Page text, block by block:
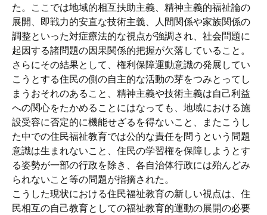
た。ここでは地域的相互扶助主義、精神主義的福祉論の
展開、即戦力的安直な技術主義、人間関係や家族関係の
調整といった対症療法的な視点が強調され、社会問題に
起因する諸問題の因果関係的把握が欠落していること。
さらにその結果として、権利保障運動意識の発展してい
こうとする住民の側の自主的な活動の芽をつみとってし
まうおそれのあること、精神主義や技術主義は自己利益
への関心をたかめることにはなっても、地域における施
設受容に否定的に機能せざるを得ないこと、またこうし
た中での住民福祉教育では公的な責任を問うという問題
意識は生まれないこと、住民の学習権を保障しようとす
る姿勢が一部の行政を除き、各自治体行政には殆んどみ
られないこと等の問題が指摘された。
こうした現状における住民福祉教育の新しい視点は、住
民相互の自己教育としての福祉教育的運動の展開の必要